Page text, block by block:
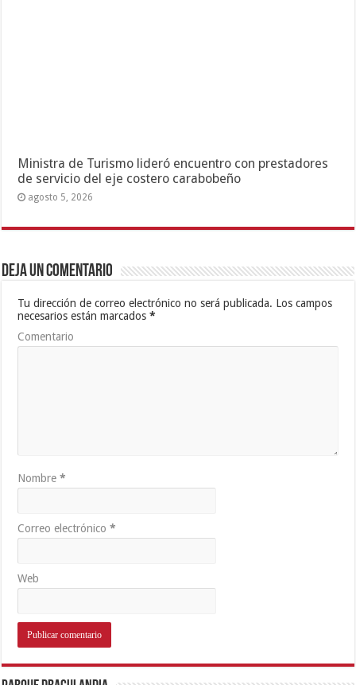
Ministra de Turismo lideró encuentro con prestadores
de servicio del eje costero carabobeño
agosto 5, 2026
Deja un comentario
Tu dirección de correo electrónico no será publicada. Los campos
necesarios están marcados*
Comentario
Nombre*
Correo electrónico*
Web